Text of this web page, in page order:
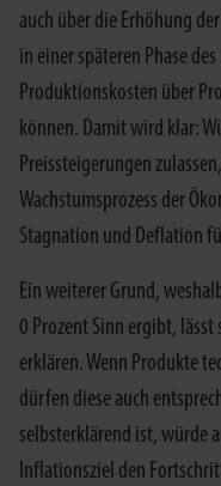
auch über die Erhöhung
in einer späteren Phase
Produktionskosten über
können. Damit wird klar:
Preissteigerungen
Wachstumsprozess der
Stagnation und Deflation
Ein weiterer Grund,
0 Prozent Sinn ergibt,
erklären. Wenn Produkte
dürfen diese auch
selbsterklärend ist, würde
Inflationsziel den